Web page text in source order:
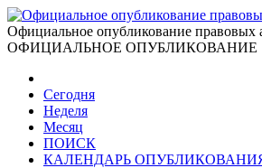
Официальное опубликование правовых
ОФИЦИАЛЬНОЕ ОПУБЛИКОВАНИЕ
Сегодня
Неделя
Месяц
ПОИСК
КАЛЕНДАРЬ